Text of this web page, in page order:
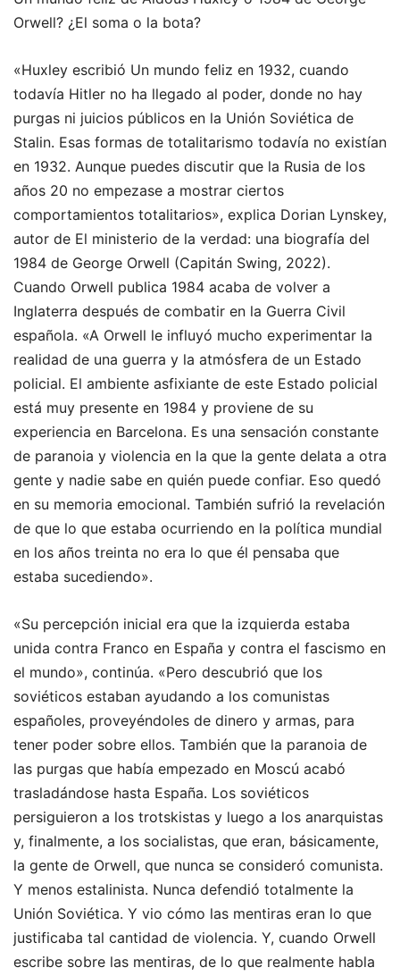
Orwell? ¿El soma o la bota?
«Huxley escribió Un mundo feliz en 1932, cuando
todavía Hitler no ha llegado al poder, donde no hay
purgas ni juicios públicos en la Unión Soviética de
Stalin. Esas formas de totalitarismo todavía no existían
en 1932. Aunque puedes discutir que la Rusia de los
años 20 no empezase a mostrar ciertos
comportamientos totalitarios», explica Dorian Lynskey,
autor de El ministerio de la verdad: una biografía del
1984 de George Orwell (Capitán Swing, 2022).
Cuando Orwell publica 1984 acaba de volver a
Inglaterra después de combatir en la Guerra Civil
española. «A Orwell le influyó mucho experimentar la
realidad de una guerra y la atmósfera de un Estado
policial. El ambiente asfixiante de este Estado policial
está muy presente en 1984 y proviene de su
experiencia en Barcelona. Es una sensación constante
de paranoia y violencia en la que la gente delata a otra
gente y nadie sabe en quién puede confiar. Eso quedó
en su memoria emocional. También sufrió la revelación
de que lo que estaba ocurriendo en la política mundial
en los años treinta no era lo que él pensaba que
estaba sucediendo».
«Su percepción inicial era que la izquierda estaba
unida contra Franco en España y contra el fascismo en
el mundo», continúa. «Pero descubrió que los
soviéticos estaban ayudando a los comunistas
españoles, proveyéndoles de dinero y armas, para
tener poder sobre ellos. También que la paranoia de
las purgas que había empezado en Moscú acabó
trasladándose hasta España. Los soviéticos
persiguieron a los trotskistas y luego a los anarquistas
y, finalmente, a los socialistas, que eran, básicamente,
la gente de Orwell, que nunca se consideró comunista.
Y menos estalinista. Nunca defendió totalmente la
Unión Soviética. Y vio cómo las mentiras eran lo que
justificaba tal cantidad de violencia. Y, cuando Orwell
escribe sobre las mentiras, de lo que realmente habla